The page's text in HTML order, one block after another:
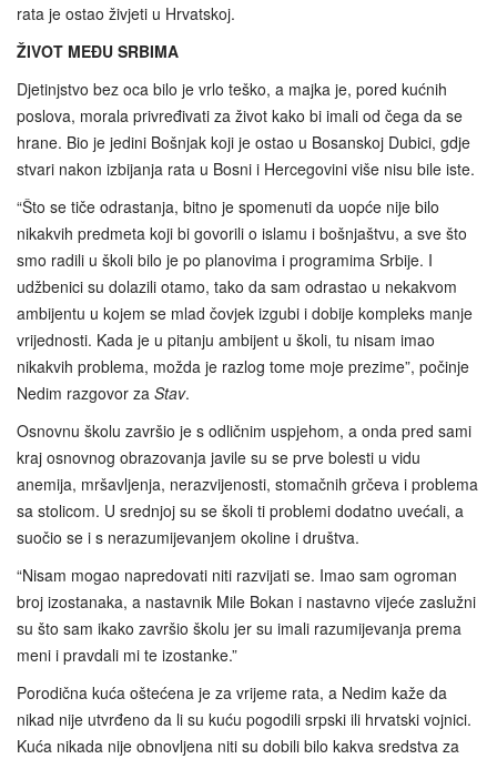
rata je ostao živjeti u Hrvatskoj.
ŽIVOT MEĐU SRBIMA
Djetinjstvo bez oca bilo je vrlo teško, a majka je, pored kućnih
poslova, morala privređivati za život kako bi imali od čega da se
hrane. Bio je jedini Bošnjak koji je ostao u Bosanskoj Dubici, gdje
stvari nakon izbijanja rata u Bosni i Hercegovini više nisu bile iste.
“Što se tiče odrastanja, bitno je spomenuti da uopće nije bilo
nikakvih predmeta koji bi govorili o islamu i bošnjaštvu, a sve što
smo radili u školi bilo je po planovima i programima Srbije. I
udžbenici su dolazili otamo, tako da sam odrastao u nekakvom
ambijentu u kojem se mlad čovjek izgubi i dobije kompleks manje
vrijednosti. Kada je u pitanju ambijent u školi, tu nisam imao
nikakvih problema, možda je razlog tome moje prezime”, počinje
Nedim razgovor za Stav.
Osnovnu školu završio je s odličnim uspjehom, a onda pred sami
kraj osnovnog obrazovanja javile su se prve bolesti u vidu
anemija, mršavljenja, nerazvijenosti, stomačnih grčeva i problema
sa stolicom. U srednjoj su se školi ti problemi dodatno uvećali, a
suočio se i s nerazumijevanjem okoline i društva.
“Nisam mogao napredovati niti razvijati se. Imao sam ogroman
broj izostanaka, a nastavnik Mile Bokan i nastavno vijeće zaslužni
su što sam ikako završio školu jer su imali razumijevanja prema
meni i pravdali mi te izostanke.”
Porodična kuća oštećena je za vrijeme rata, a Nedim kaže da
nikad nije utvrđeno da li su kuću pogodili srpski ili hrvatski vojnici.
Kuća nikada nije obnovljena niti su dobili bilo kakva sredstva za